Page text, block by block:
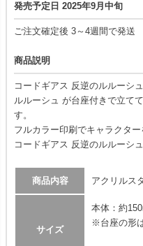
発売予定日 2025年9月中旬
ご注文確定後 3～4週間で発送
商品説明
コードギアス 反逆のルルーシ
ルルーシュ が台座付きで立て
す。
フルカラー印刷でキャラクター
コードギアス 反逆のルルーシ
商品内容 アクリルス
サイズ
本体：約
※台座の形